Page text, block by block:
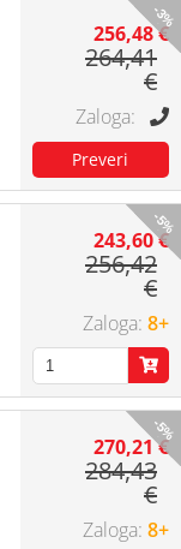
-3%
256,48 €
264,41
€
-5%
243,60 €
256,42
€
8+
-5%
270,21 €
284,43
€
8+